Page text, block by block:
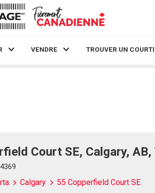
VENDRE TROUVER UN
Court SE, Calgary,
Calgary 55 Copperfield Court SE